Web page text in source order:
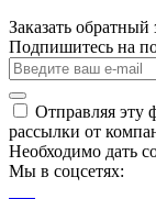
Заказать обратный
Подпишитесь на
Отправляя эту
рассылки от
Необходимо дать
Мы в соцсетях: